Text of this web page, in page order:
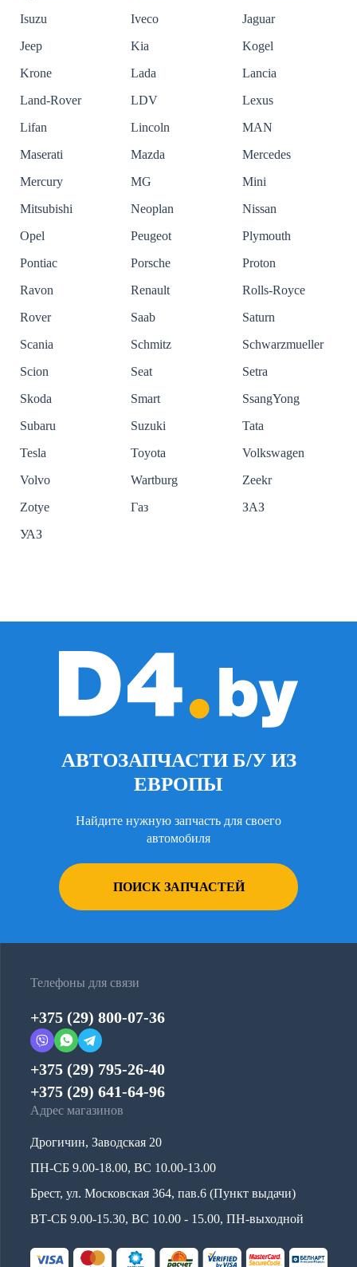
Isuzu
Iveco
Jaguar
Jeep
Kia
Kogel
Krone
Lada
Lancia
Land-Rover
LDV
Lexus
Lifan
Lincoln
MAN
Maserati
Mazda
Mercedes
Mercury
MG
Mini
Mitsubishi
Neoplan
Nissan
Opel
Peugeot
Plymouth
Pontiac
Porsche
Proton
Ravon
Renault
Rolls-Royce
Rover
Saab
Saturn
Scania
Schmitz
Schwarzmueller
Scion
Seat
Setra
Skoda
Smart
SsangYong
Subaru
Suzuki
Tata
Tesla
Toyota
Volkswagen
Volvo
Wartburg
Zeekr
Zotye
Газ
ЗАЗ
УАЗ
АВТОЗАПЧАСТИ Б/У ИЗ
ЕВРОПЫ
Найдите нужную запчасть для своего
автомобиля
ПОИСК ЗАПЧАСТЕЙ
Телефоны для связи
+375 (29) 800-07-36
+375 (29) 795-26-40
+375 (29) 641-64-96
Адрес магазинов
Дрогичин, Заводская 20
ПН-СБ 9.00-18.00, ВС 10.00-13.00
Брест, ул. Московская 364, пав.6 (Пункт выдачи)
ВТ-СБ 9.00-15.30, ВС 10.00 - 15.00, ПН-выходной